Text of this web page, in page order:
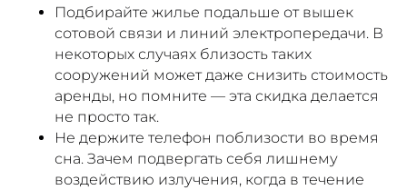
Подбирайте жилье подальше от вышек
сотовой связи и линий электропередачи. В
некоторых случаях близость таких
сооружений может даже снизить стоимость
аренды, но помните — эта скидка делается
не просто так.
Не держите телефон поблизости во время
сна. Зачем подвергать себя лишнему
воздействию излучения, когда в течение